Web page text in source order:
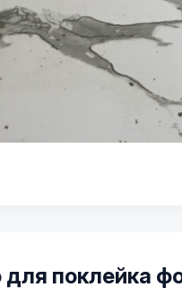
поклейка